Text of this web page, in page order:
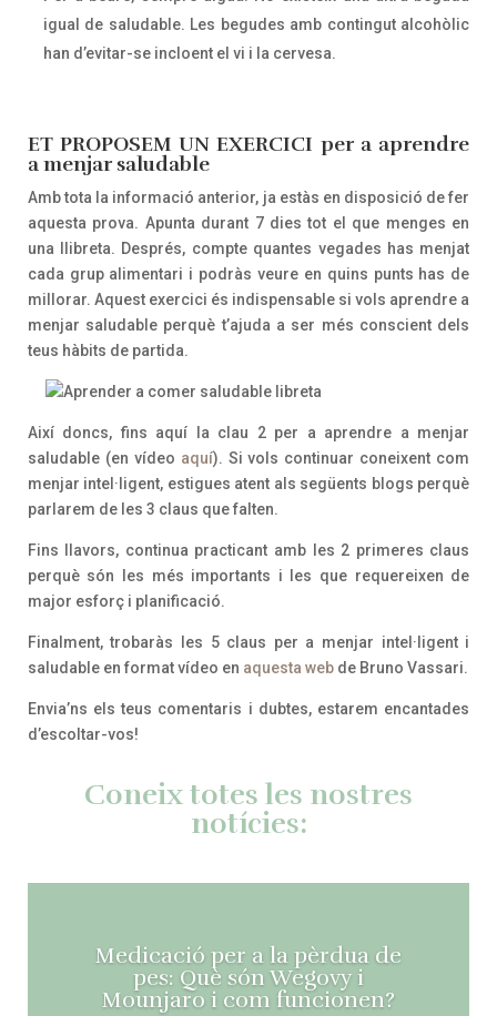
igual de saludable. Les begudes amb contingut alcohòlic
han d’evitar-se incloent el vi i la cervesa.
ET PROPOSEM UN EXERCICI per a aprendre
a menjar saludable
Amb tota la informació anterior, ja estàs en disposició de fer
aquesta prova. Apunta durant 7 dies tot el que menges en
una llibreta. Després, compte quantes vegades has menjat
cada grup alimentari i podràs veure en quins punts has de
millorar. Aquest exercici és indispensable si vols aprendre a
menjar saludable perquè t’ajuda a ser més conscient dels
teus hàbits de partida.
Així doncs, fins aquí la clau 2 per a aprendre a menjar
saludable (en vídeo aquí). Si vols continuar coneixent com
menjar intel·ligent, estigues atent als següents blogs perquè
parlarem de les 3 claus que falten.
Fins llavors, continua practicant amb les 2 primeres claus
perquè són les més importants i les que requereixen de
major esforç i planificació.
Finalment, trobaràs les 5 claus per a menjar intel·ligent i
saludable en format vídeo en aquesta webde Bruno Vassari.
Envia’ns els teus comentaris i dubtes, estarem encantades
d’escoltar-vos!
Coneix totes les nostres
notícies:
Medicació per a la pèrdua de
pes: Què són Wegovy i
Mounjaro i com funcionen?